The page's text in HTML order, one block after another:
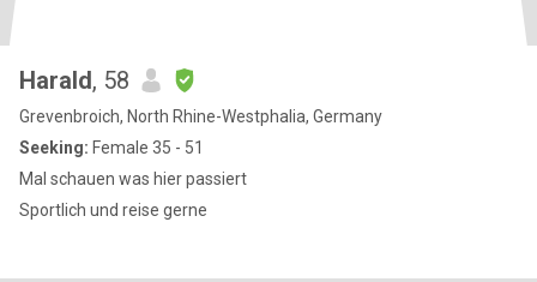
Harald, 58
Grevenbroich, North Rhine-Westphalia, Germany
Seeking: Female 35 - 51
Mal schauen was hier passiert
Sportlich und reise gerne